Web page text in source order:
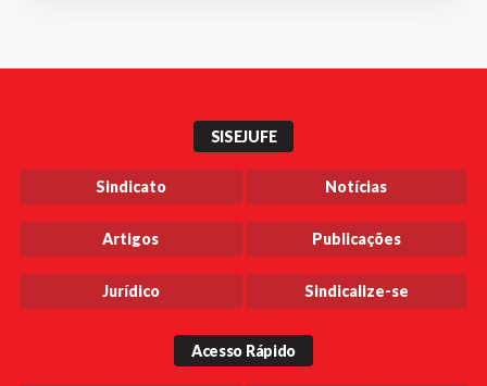
SISEJUFE
Sindicato Notícias
Artigos Publicações
Jurídico Sindicalize-se
Acesso Rápido